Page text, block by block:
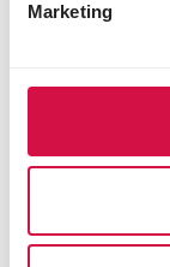
Marketing